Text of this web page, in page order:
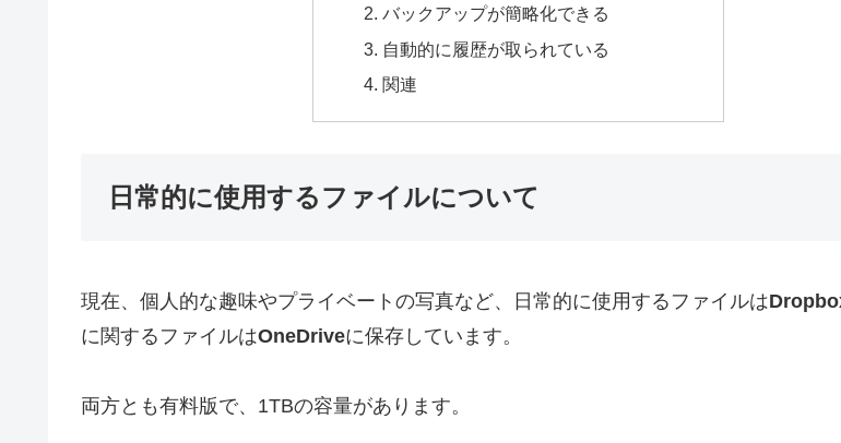
バックアップが簡略化できる
自動的に履歴が取られている
関連
日常的に使用するファイルについて
現在、個人的な趣味やプライベートの写真など、日常的に使用するファイルは
に関するファイルはOneDriveに保存しています。
両方とも有料版で、1TBの容量があります。